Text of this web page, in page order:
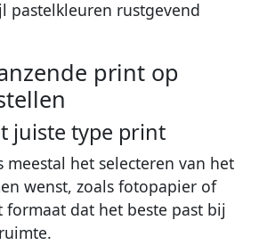
pastelkleuren rustgevend
print op
juiste type print
meestal het selecteren van het
wenst, zoals fotopapier of
formaat dat het beste past bij